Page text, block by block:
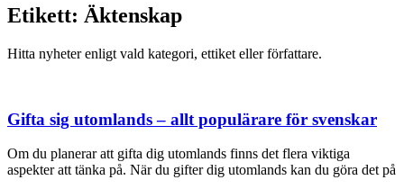
Etikett: Äktenskap
Hitta nyheter enligt vald kategori, ettiket eller författare.
Gifta sig utomlands – allt populärare för svenskar
Om du planerar att gifta dig utomlands finns det flera viktiga
aspekter att tänka på. När du gifter dig utomlands kan du göra det på